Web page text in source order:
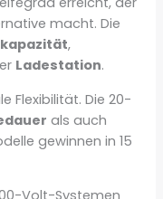
macht. Die
,
Ladestation.
Flexibilität. Die 20-
als auch
gewinnen in 15